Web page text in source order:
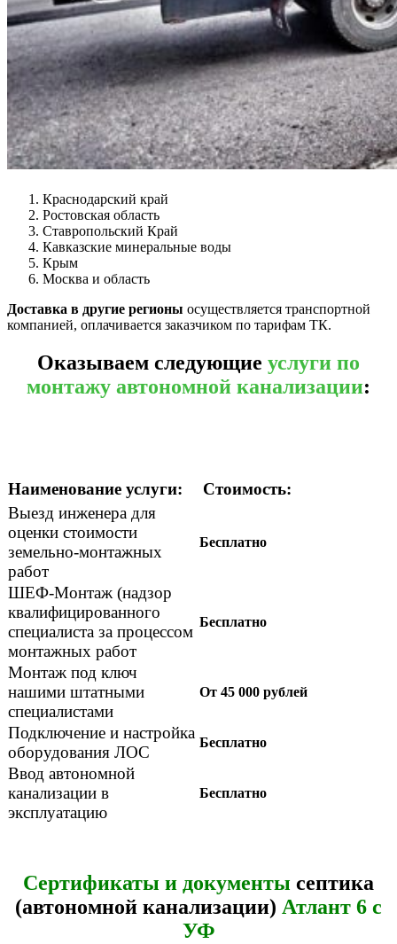
Краснодарский край
Ростовская область
Ставропольский Край
Кавказские минеральные воды
Крым
Москва и область
Доставка в другие регионы осуществляется транспортной
компанией, оплачивается заказчиком по тарифам ТК.
Оказываем следующие услуги по
монтажу автономной канализации:
Наименование услуги:
Стоимость:
Выезд инженера для
оценки стоимости
земельно-монтажных
работ
Бесплатно
ШЕФ-Монтаж (надзор
квалифицированного
специалиста за процессом
монтажных работ
Бесплатно
Монтаж под ключ
нашими штатными
специалистами
От 45 000 рублей
Подключение и настройка
оборудования ЛОС
Бесплатно
Ввод автономной
канализации в
эксплуатацию
Бесплатно
Сертификаты и документы септика
(автономной канализации) Атлант 6 с
УФ